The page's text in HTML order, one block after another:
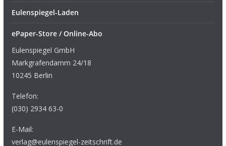
Eulenspiegel-Laden
ePaper-Store / Online-Abo
Eulenspiegel GmbH
Markgrafendamm 24/18
10245 Berlin
Telefon:
(030) 2934 63-0
E-Mail:
verlag@eulenspiegel-zeitschrift.de